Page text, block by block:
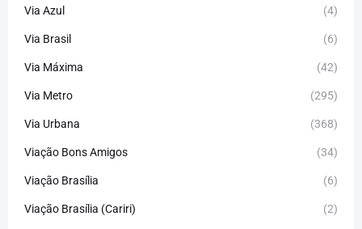
Via Azul (4)
Via Brasil (6)
Via Máxima (42)
Via Metro (295)
Via Urbana (368)
Viação Bons Amigos (34)
Viação Brasília (6)
Viação Brasília (Cariri) (2)